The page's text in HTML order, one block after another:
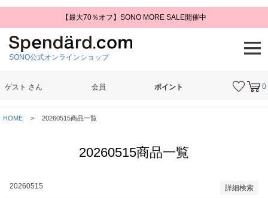
【最大70％オフ】SONO MORE SALE開催中
SONO公式オンラインショップ
0
ゲスト さん 会員 ポイント
HOME 20260515商品一覧
20260515商品一覧
20260515 詳細検索
予約商品のみを表示
並び順
優先度順
検索